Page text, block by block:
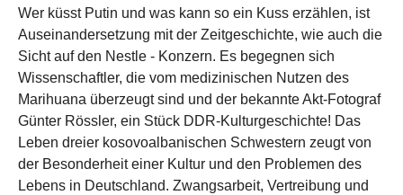
Wer küsst Putin und was kann so ein Kuss erzählen, ist
Auseinandersetzung mit der Zeitgeschichte, wie auch die
Sicht auf den Nestle - Konzern. Es begegnen sich
Wissenschaftler, die vom medizinischen Nutzen des
Marihuana überzeugt sind und der bekannte Akt-Fotograf
Günter Rössler, ein Stück DDR-Kulturgeschichte! Das
Leben dreier kosovoalbanischen Schwestern zeugt von
der Besonderheit einer Kultur und den Problemen des
Lebens in Deutschland. Zwangsarbeit, Vertreibung und